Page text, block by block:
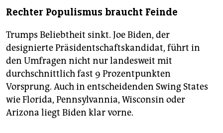
Rechter Populismus braucht Feinde
Trumps Beliebtheit sinkt. Joe Biden, der
designierte Präsidentschaftskandidat, führt in
den Umfragen nicht nur landesweit mit
durchschnittlich fast 9 Prozentpunkten
Vorsprung. Auch in entscheidenden Swing States
wie Florida, Pennsylvannia, Wisconsin oder
Arizona liegt Biden klar vorne.